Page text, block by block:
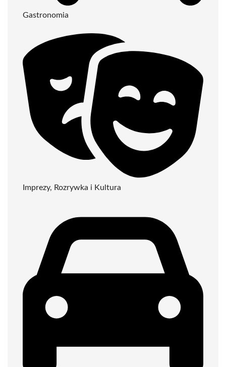
Gastronomia
Imprezy, Rozrywka i Kultura